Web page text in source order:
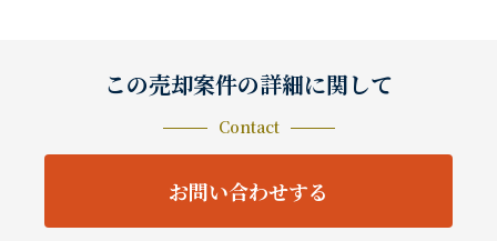
この売却案件の詳細に関して
Contact
お問い合わせする